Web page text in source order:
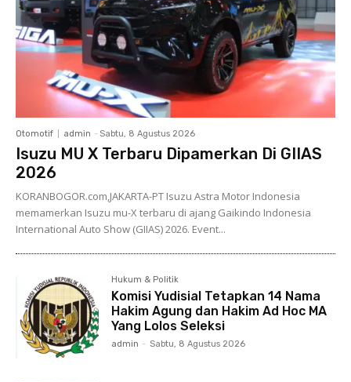
Otomotif admin - Sabtu, 8 Agustus 2026
Isuzu MU X Terbaru Dipamerkan Di GIIAS
2026
KORANBOGOR.com,JAKARTA-PT Isuzu Astra Motor Indonesia
memamerkan Isuzu mu-X terbaru di ajang Gaikindo Indonesia
International Auto Show (GIIAS) 2026. Event...
Hukum & Politik
Komisi Yudisial Tetapkan 14 Nama
Hakim Agung dan Hakim Ad Hoc MA
Yang Lolos Seleksi
admin - Sabtu, 8 Agustus 2026